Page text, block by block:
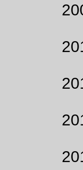
2008
2010
2010
2010
2011